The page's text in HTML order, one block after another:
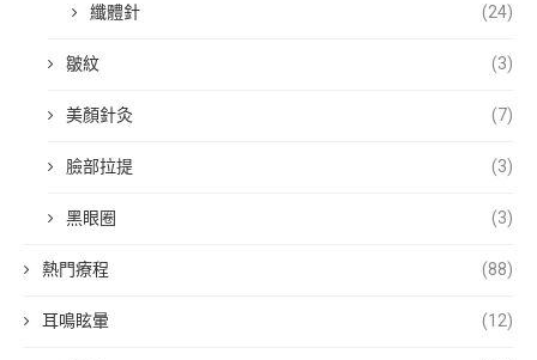
纖體針 (24)
皺紋 (3)
美顏針灸 (7)
臉部拉提 (3)
黑眼圈 (3)
熱門療程 (88)
耳鳴眩暈 (12)